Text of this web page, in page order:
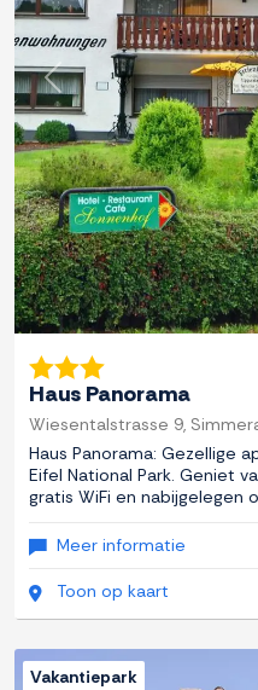
Previous
Haus Panorama
Wiesentalstrasse 9,
Haus Panorama: Gezellige
Eifel National Park. Geniet
gratis WiFi en
Meer informatie
Toon op kaart
Vakantiepark